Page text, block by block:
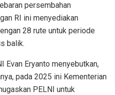
persembahan
RI ini menyediakan
28 rute untuk periode
balik.
Evan Eryanto menyebutkan,
pada 2025 ini Kementerian
PELNI untuk